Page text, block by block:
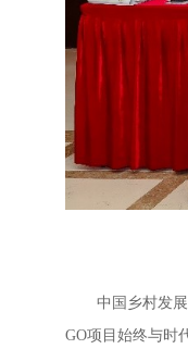
中国乡村发
GO项目始终与时